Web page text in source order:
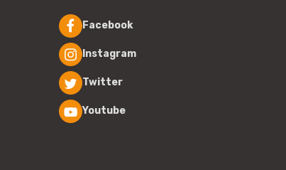
Facebook
Instagram
Twitter
Youtube